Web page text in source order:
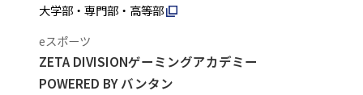
大学部・専門部・高等部
eスポーツ
ZETA DIVISIONゲーミングアカデミー
POWERED BY バンタン